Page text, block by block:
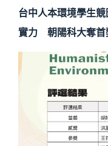
台中人本環境學生
實力 朝陽科大奪首